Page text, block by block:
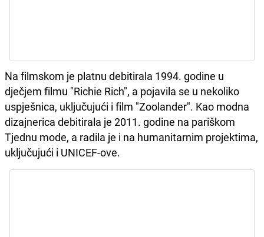
Na filmskom je platnu debitirala 1994. godine u
dječjem filmu "Richie Rich", a pojavila se u nekoliko
uspješnica, uključujući i film "Zoolander". Kao modna
dizajnerica debitirala je 2011. godine na pariškom
Tjednu mode, a radila je i na humanitarnim projektima,
uključujući i UNICEF-ove.